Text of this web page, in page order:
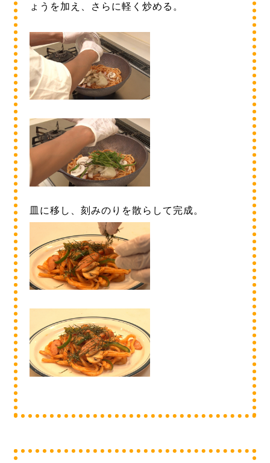
ょうを加え、さらに軽く炒める。
皿に移し、刻みのりを散らして完成。